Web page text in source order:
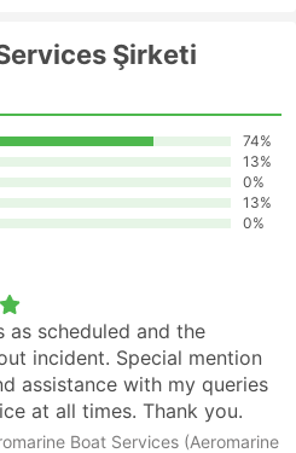
Şirketi
as scheduled and the
incident. Special mention
assistance with my queries
at all times. Thank you.
Boat Services (Aeromarine
74%
13%
0%
13%
0%